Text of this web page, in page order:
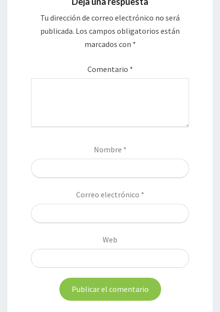
Tu dirección de correo electrónico no será
publicada. Los campos obligatorios están
marcados con *
Comentario *
Nombre *
Correo electrónico *
Web